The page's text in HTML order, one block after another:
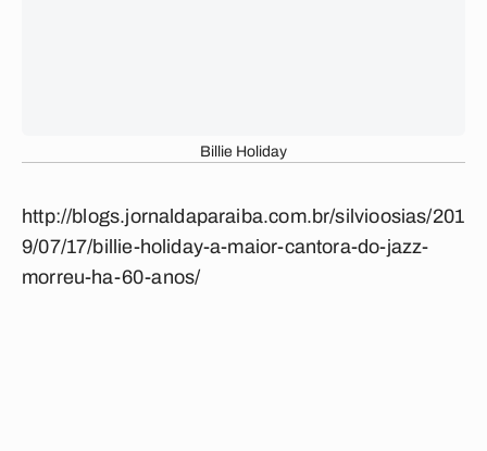
Billie Holiday
http://blogs.jornaldaparaiba.com.br/silvioosias/201
9/07/17/billie-holiday-a-maior-cantora-do-jazz-
morreu-ha-60-anos/